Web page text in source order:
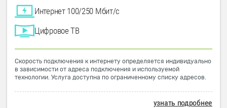
Интернет 100/250 Мбит/с
Цифровое ТВ
Скорость подключения к интернету определяется индивидуально
в зависимости от адреса подключения и используемой
технологии. Услуга доступна по ограниченному списку адресов.
узнать подробнее